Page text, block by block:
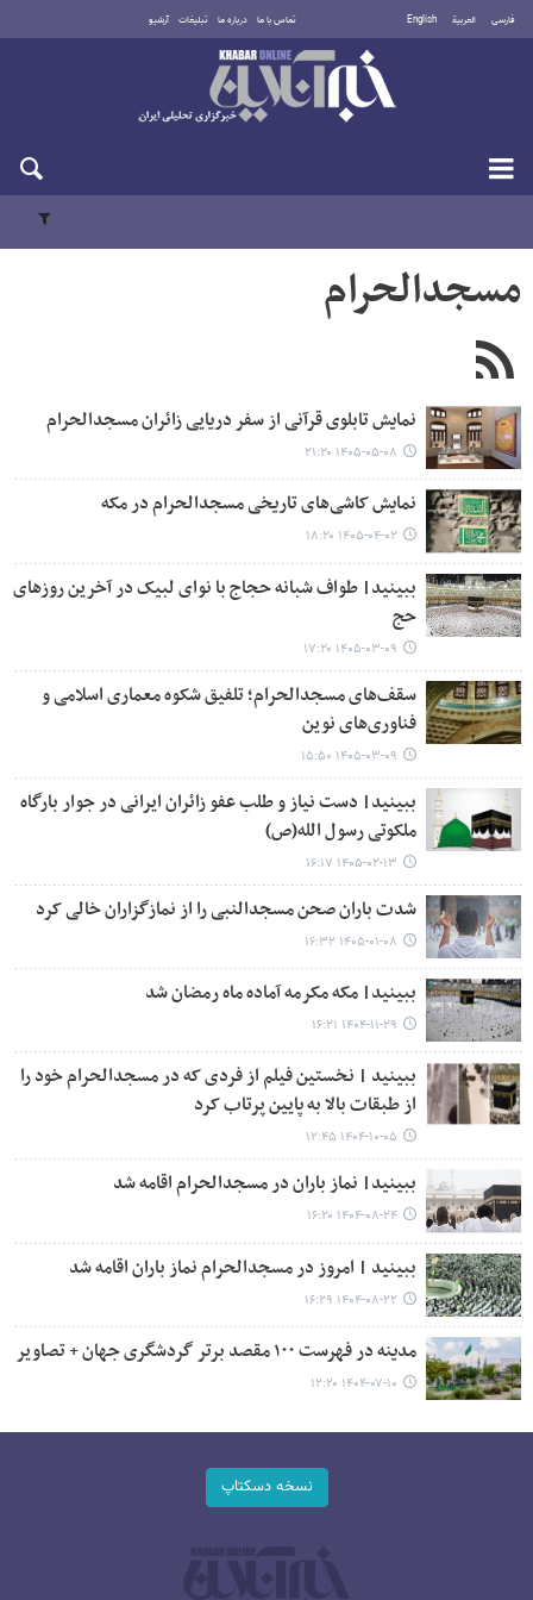
فارسی العربية English تماس با ما درباره ما تبلیغات آرشیو
یکشنبه ۱۸ مرداد ۱۴۰۵
مسجدالحرام
نمایش تابلوی قرآنی از سفر دریایی زائران مسجدالحرام
۱۴۰۵-۰۵-۰۸ ۲۱:۲۰
نمایش کاشی‌های تاریخی مسجدالحرام در مکه
۱۴۰۵-۰۴-۰۲ ۱۸:۲۰
ببینید| طواف شبانه حجاج با نوای لبیک در آخرین روزهای
حج
۱۴۰۵-۰۳-۰۹ ۱۷:۲۰
سقف‌های مسجدالحرام؛ تلفیق شکوه معماری اسلامی و
فناوری‌های نوین
۱۴۰۵-۰۳-۰۹ ۱۵:۵۰
ببینید| دست نیاز و طلب عفو زائران ایرانی در جوار بارگاه
ملکوتی رسول الله(ص)
۱۴۰۵-۰۲-۱۳ ۱۶:۱۷
شدت باران صحن مسجدالنبی را از نمازگزاران خالی کرد
۱۴۰۵-۰۱-۰۸ ۱۶:۳۲
ببینید| مکه مکرمه آماده ماه رمضان شد
۱۴۰۴-۱۱-۲۹ ۱۶:۲۱
ببینید | نخستین فیلم از فردی که در مسجدالحرام خود را
از طبقات بالا به پایین پرتاب کرد
۱۴۰۴-۱۰-۰۵ ۱۲:۴۵
ببینید| نماز باران در مسجدالحرام اقامه شد
۱۴۰۴-۰۸-۲۴ ۱۶:۲۰
ببینید | امروز در مسجدالحرام نماز باران اقامه شد
۱۴۰۴-۰۸-۲۲ ۱۶:۲۹
مدینه در فهرست ۱۰۰ مقصد برتر گردشگری جهان + تصاویر
۱۴۰۴-۰۷-۱۰ ۱۲:۲۰
نسخه دسکتاپ